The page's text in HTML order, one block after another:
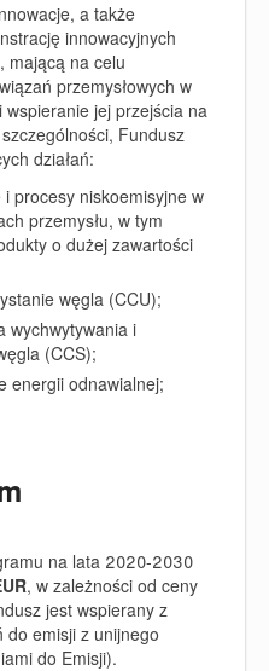
a także
innowacyjnych
mającą na celu
przemysłowych w
jej przejścia na
Fundusz
działań:
procesy niskoemisyjne w
przemysłu, w tym
o dużej zawartości
węgla (CCU);
wychwytywania i
(CCS);
energii odnawialnej;
na lata 2020-2030
, w zależności od ceny
jest wspierany z
do emisji z unijnego
do Emisji).